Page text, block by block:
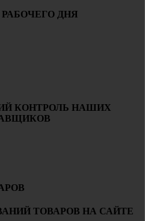
ДНЯ
КОНТРОЛЬ НАШИХ
ТОВАРОВ НА САЙТЕ